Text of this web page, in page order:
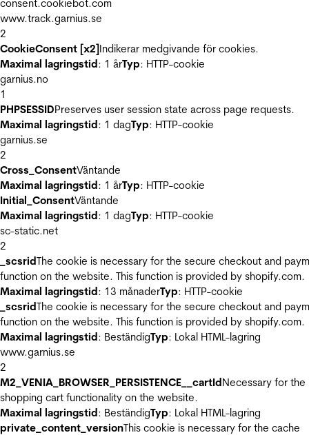
consent.cookiebot.com
www.track.garnius.se
2
CookieConsent [x2]Indikerar medgivande för cookies.
Maximal lagringstid: 1 årTyp: HTTP-cookie
garnius.no
1
PHPSESSIDPreserves user session state across page requests.
Maximal lagringstid: 1 dagTyp: HTTP-cookie
garnius.se
2
Cross_ConsentVäntande
Maximal lagringstid: 1 årTyp: HTTP-cookie
Initial_ConsentVäntande
Maximal lagringstid: 1 dagTyp: HTTP-cookie
sc-static.net
2
_scsridThe cookie is necessary for the secure checkout and
function on the website. This function is provided by shopify.com.
Maximal lagringstid: 13 månaderTyp: HTTP-cookie
_scsridThe cookie is necessary for the secure checkout and
function on the website. This function is provided by shopify.com.
Maximal lagringstid: BeständigTyp: Lokal HTML-lagring
www.garnius.se
2
M2_VENIA_BROWSER_PERSISTENCE__cartIdNecessary for the
shopping cart functionality on the website.
Maximal lagringstid: BeständigTyp: Lokal HTML-lagring
private_content_versionThis cookie is necessary for the cache